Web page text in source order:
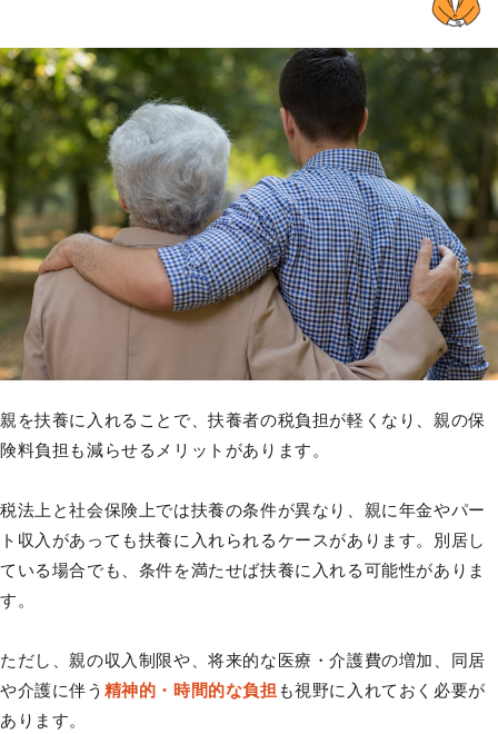
親を扶養に入れることで、扶養者の税負担が軽くなり、親の保
険料負担も減らせるメリットがあります。
税法上と社会保険上では扶養の条件が異なり、親に年金やパー
ト収入があっても扶養に入れられるケースがあります。別居し
ている場合でも、条件を満たせば扶養に入れる可能性がありま
す。
ただし、親の収入制限や、将来的な医療・介護費の増加、同居
や介護に伴う 精神的・時間的な負担 も視野に入れておく必要が
あります。